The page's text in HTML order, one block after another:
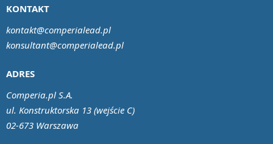
ADRES
Comperia.pl S.A.
ul. Konstruktorska 13 (wejście C)
02-673 Warszawa
KONTAKT
kontakt@comperialead.pl
konsultant@comperialead.pl